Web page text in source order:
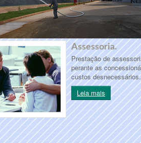
Assessoria.
Prestação de
perante as
custos desnecessários.
Leia mais